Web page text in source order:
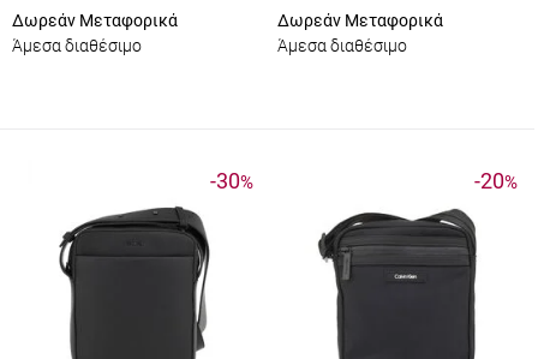
Δωρεάν Μεταφορικά
Άμεσα διαθέσιμο
Δωρεάν Μεταφορικά
Άμεσα διαθέσιμο
-30% -20%